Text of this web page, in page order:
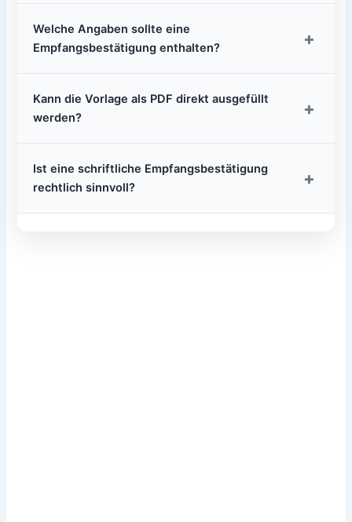
Welche Angaben sollte eine
Empfangsbestätigung enthalten?
+
Kann die Vorlage als PDF direkt ausgefüllt
werden?
+
Ist eine schriftliche Empfangsbestätigung
rechtlich sinnvoll?
+